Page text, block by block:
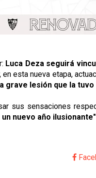
Luca Deza seguirá
esta nueva etapa,
grave lesión que la
sus sensaciones
nuevo año